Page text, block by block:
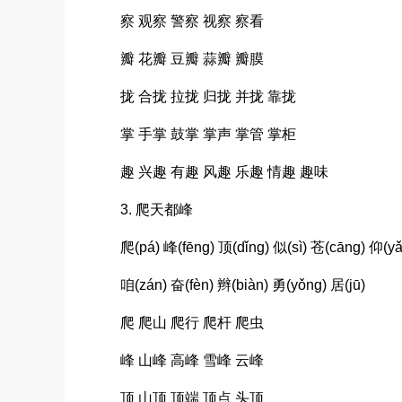
察 观察 警察 视察 察看
瓣 花瓣 豆瓣 蒜瓣 瓣膜
拢 合拢 拉拢 归拢 并拢 靠拢
掌 手掌 鼓掌 掌声 掌管 掌柜
趣 兴趣 有趣 风趣 乐趣 情趣 趣味
3. 爬天都峰
爬(pá) 峰(fēng) 顶(dǐng) 似(sì) 苍(cāng) 仰
咱(zán) 奋(fèn) 辫(biàn) 勇(yǒng) 居(jū)
爬 爬山 爬行 爬杆 爬虫
峰 山峰 高峰 雪峰 云峰
顶 山顶 顶端 顶点 头顶